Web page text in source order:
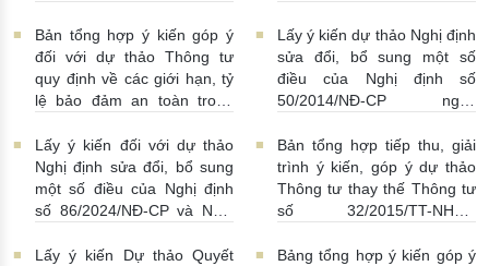
Phòng, chống rửa tiền và
Luật Các tổ chức tín dụng
08/07/2026 | 11:21:00
58/2021/NĐ-CP
07/07/2026
| 15:01:00
Bản tổng hợp ý kiến góp ý
đối với dự thảo Thông tư
quy định về các giới hạn, tỷ
lệ bảo đảm an toàn trong
thương mại, chi nhánh ngân
hàng nước ngoài
25/06/2026 | 16:00:00
Lấy ý kiến dự thảo Nghị định
sửa đổi, bổ sung một số
điều của Nghị định số
50/2014/NĐ-CP ngày
ngoại hối nhà nước
23/06/2026 | 08:00:00
Lấy ý kiến đối với dự thảo
Nghị định sửa đổi, bổ sung
một số điều của Nghị định
số 86/2024/NĐ-CP và Nghị
22/06/2026 | 09:13:00
Bản tổng hợp tiếp thu, giải
trình ý kiến, góp ý dự thảo
Thông tư thay thế Thông tư
số 32/2015/TT-NHNN
Lấy ý kiến Dự thảo Quyết
Bảng tổng hợp ý kiến góp ý